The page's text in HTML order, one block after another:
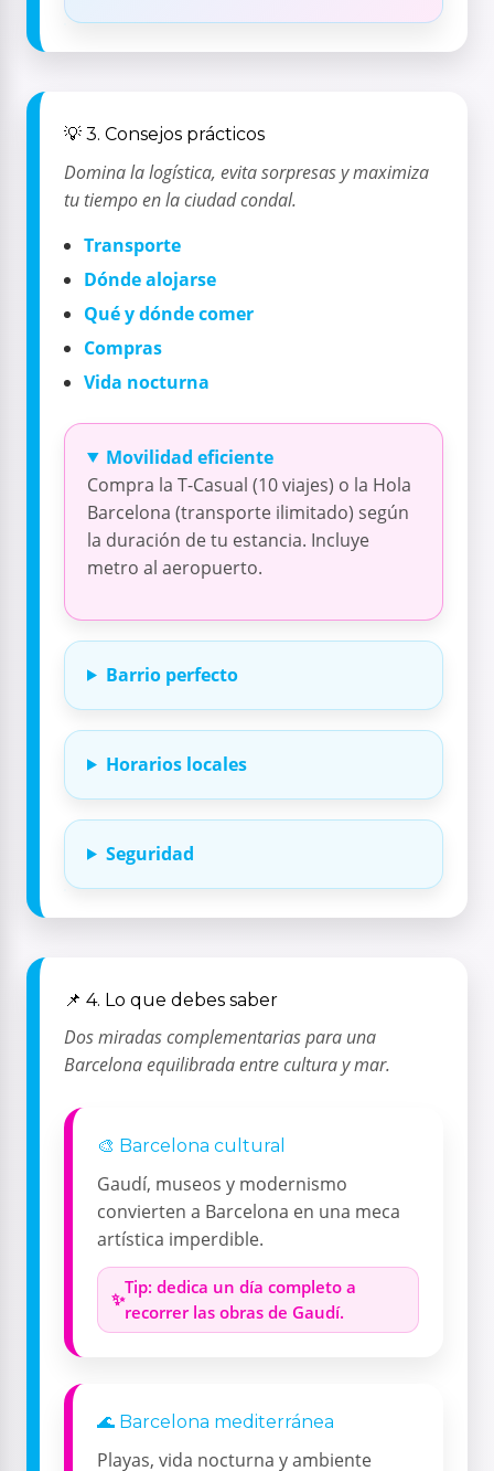
💡 3. Consejos prácticos
Domina la logística, evita sorpresas y maximiza
tu tiempo en la ciudad condal.
Transporte
Dónde alojarse
Qué y dónde comer
Compras
Vida nocturna
Movilidad eficiente
Compra la T-Casual (10 viajes) o la Hola
Barcelona (transporte ilimitado) según
la duración de tu estancia. Incluye
metro al aeropuerto.
Barrio perfecto
Horarios locales
Seguridad
📌 4. Lo que debes saber
Dos miradas complementarias para una
Barcelona equilibrada entre cultura y mar.
🎨 Barcelona cultural
Gaudí, museos y modernismo
convierten a Barcelona en una meca
artística imperdible.
Tip: dedica un día completo a
recorrer las obras de Gaudí.
🌊 Barcelona mediterránea
Playas, vida nocturna y ambiente